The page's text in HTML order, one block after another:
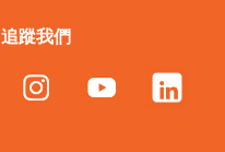
追蹤我們